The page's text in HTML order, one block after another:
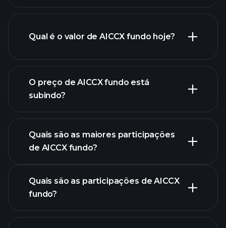
Qual é o valor de AICCX fundo hoje?
gráfico
avançado
O preço de AICCX fundo está
subindo?
Quais são as maiores participações
de AICCX fundo?
Quais são as participações de AICCX
fundo?